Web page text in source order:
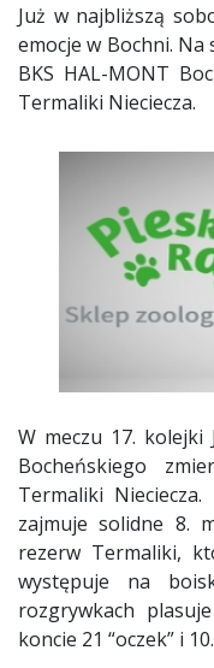
Już w najbliższą
emocje w Bochni.
BKS HAL-MONT
Termaliki Nieciecza.
W meczu 17. kolejki
Bocheńskiego
Termaliki
zajmuje solidne 8.
rezerw Termaliki,
występuje na
rozgrywkach
koncie 21 “oczek” i